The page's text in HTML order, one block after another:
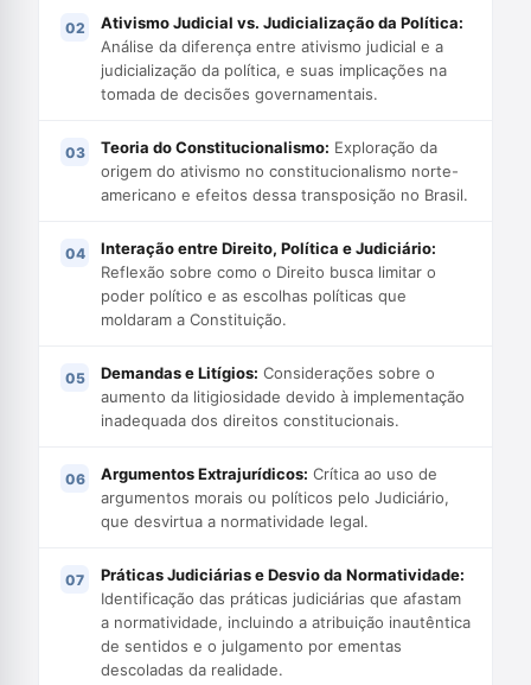
Ativismo Judicial vs. Judicialização da Política:
Análise da diferença entre ativismo judicial e a
judicialização da política, e suas implicações na
tomada de decisões governamentais.
Teoria do Constitucionalismo: Exploração da
origem do ativismo no constitucionalismo norte-
americano e efeitos dessa transposição no Brasil.
Interação entre Direito, Política e Judiciário:
Reflexão sobre como o Direito busca limitar o
poder político e as escolhas políticas que
moldaram a Constituição.
Demandas e Litígios: Considerações sobre o
aumento da litigiosidade devido à implementação
inadequada dos direitos constitucionais.
Argumentos Extrajurídicos: Crítica ao uso de
argumentos morais ou políticos pelo Judiciário,
que desvirtua a normatividade legal.
Práticas Judiciárias e Desvio da Normatividade:
Identificação das práticas judiciárias que afastam
a normatividade, incluindo a atribuição inautêntica
de sentidos e o julgamento por ementas
descoladas da realidade.